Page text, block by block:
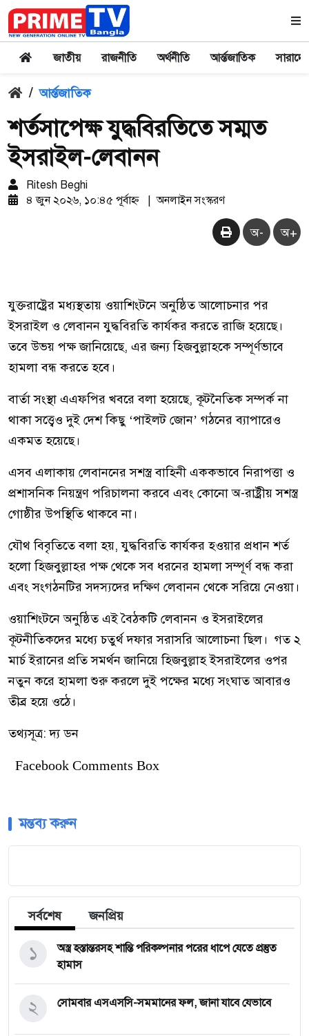
জাতীয় রাজনীতি অর্থনীতি আর্ন্তজাতিক
/ আর্ন্তজাতিক
শর্তসাপেক্ষ যুদ্ধবিরতিতে সম্মত
ইসরাইল-লেবানন
Ritesh Beghi
৪ জুন ২০২৬, ১০:৪৫ পূর্বাহ্ন
অনলাইন সংস্করণ
অ- অ+
যুক্তরাষ্ট্রের মধ্যস্থতায় ওয়াশিংটনে অনুষ্ঠিত আলোচনার পর
ইসরাইল ও লেবানন যুদ্ধবিরতি কার্যকর করতে রাজি হয়েছে।
তবে উভয় পক্ষ জানিয়েছে, এর জন্য হিজবুল্লাহকে সম্পূর্ণভাবে
হামলা বন্ধ করতে হবে।
বার্তা সংস্থা এএফপির খবরে বলা হয়েছে, কূটনৈতিক সম্পর্ক না
থাকা সত্ত্বেও দুই দেশ কিছু ‘পাইলট জোন’ গঠনের ব্যাপারেও
একমত হয়েছে।
এসব এলাকায় লেবাননের সশস্ত্র বাহিনী এককভাবে নিরাপত্তা ও
প্রশাসনিক নিয়ন্ত্রণ পরিচালনা করবে এবং কোনো অ-রাষ্ট্রীয় সশস্ত্র
গোষ্ঠীর উপস্থিতি থাকবে না।
যৌথ বিবৃতিতে বলা হয়, যুদ্ধবিরতি কার্যকর হওয়ার প্রধান শর্ত
হলো হিজবুল্লাহর পক্ষ থেকে সব ধরনের হামলা সম্পূর্ণ বন্ধ করা
এবং সংগঠনটির সদস্যদের দক্ষিণ লেবানন থেকে সরিয়ে নেওয়া।
ওয়াশিংটনে অনুষ্ঠিত এই বৈঠকটি লেবানন ও ইসরাইলের
কূটনীতিকদের মধ্যে চতুর্থ দফার সরাসরি আলোচনা ছিল। গত ২
মার্চ ইরানের প্রতি সমর্থন জানিয়ে হিজবুল্লাহ ইসরাইলের ওপর
নতুন করে হামলা শুরু করলে দুই পক্ষের মধ্যে সংঘাত আবারও
তীব্র হয়ে ওঠে।
তথ্যসূত্র: দ্য ডন
Facebook Comments Box
মন্তব্য করুন
সর্বশেষ জনপ্রিয়
অস্ত্র হস্তান্তরসহ শান্তি পরিকল্পনার পরের ধাপে যেতে প্রস্তুত
হামাস
১
সোমবার এসএসসি-সমমানের ফল, জানা যাবে যেভাবে
২